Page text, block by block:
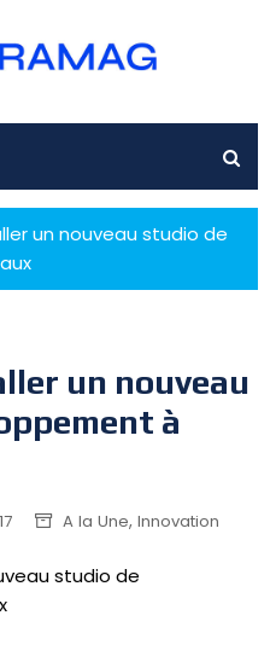
un nouveau studio de
un nouveau
à
A la Une, Innovation